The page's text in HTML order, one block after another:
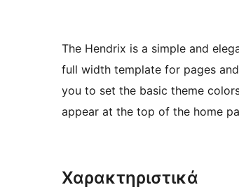
The Hendrix is a simple and
full width template for pages
you to set the basic theme
appear at the top of the home
Χαρακτηριστικά